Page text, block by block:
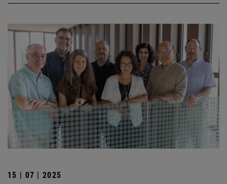
15 | 07 | 2025